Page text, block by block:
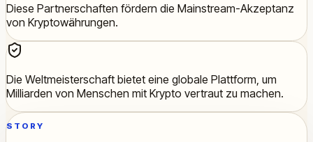
Diese Partnerschaften fördern die Mainstream-Akzeptanz
von Kryptowährungen.
Die Weltmeisterschaft bietet eine globale Plattform, um
Milliarden von Menschen mit Krypto vertraut zu machen.
STORY